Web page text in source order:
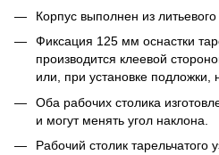
Корпус выполнен из
Фиксация 125 мм оснастки
производится клеевой
или, при установке подложки,
Оба рабочих столика
и могут менять угол наклона.
Рабочий столик тарельчатого